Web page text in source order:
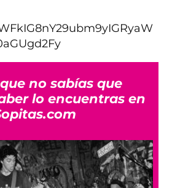
no sabías que
lo encuentras en